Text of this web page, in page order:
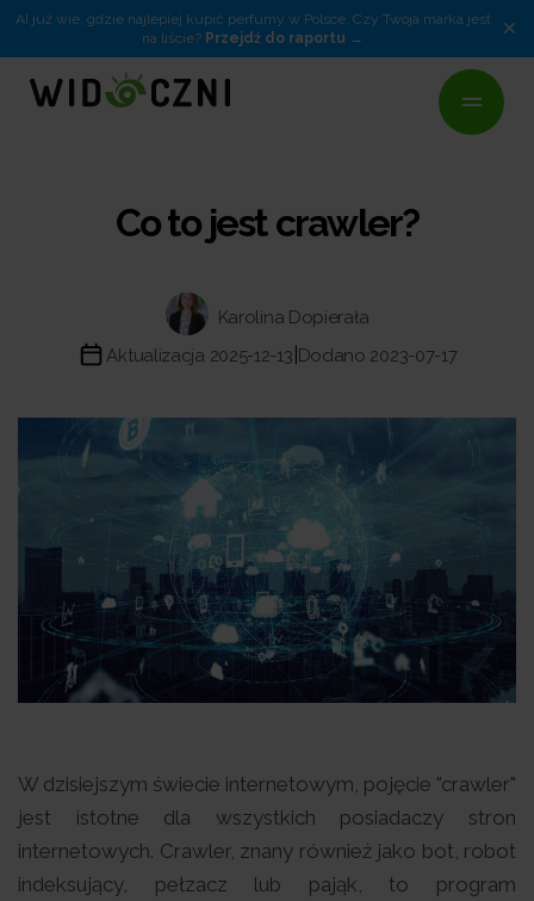
AI już wie, gdzie najlepiej kupić perfumy w Polsce. Czy Twoja marka jest
na liście? Przejdź do raportu ×
Co to jest crawler?
Karolina Dopierała
Aktualizacja 2025-12-13 Dodano 2023-07-17
W dzisiejszym świecie internetowym, pojęcie "crawler"
jest istotne dla wszystkich posiadaczy stron
internetowych. Crawler, znany również jako bot, robot
indeksujący, pełzacz lub pająk, to program